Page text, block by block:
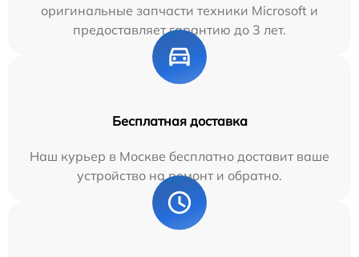
оригинальные запчасти техники Microsoft и
предоставляет гарантию до 3 лет.
Бесплатная доставка
Наш курьер в Москве бесплатно доставит ваше
устройство на ремонт и обратно.